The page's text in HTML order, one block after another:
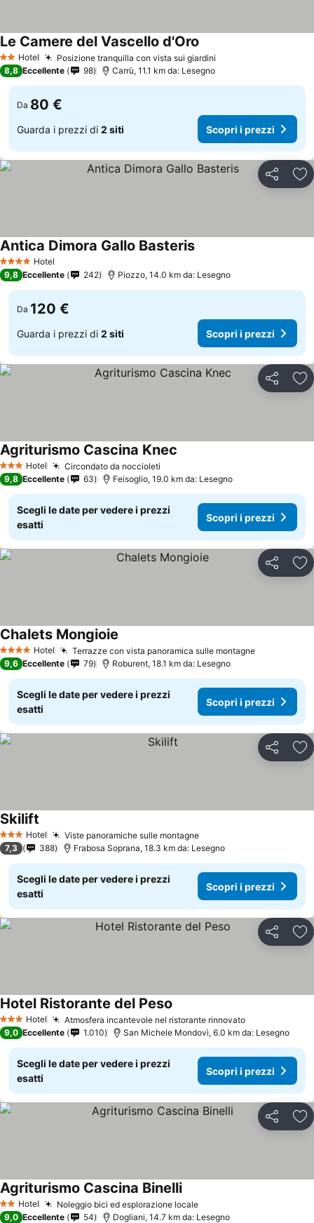
2 StelleHotel Posizione tranquilla con vista sui giardini
Le Camere del Vascello d'Oro
8,8 Eccellente 98 Carrù, 11.1 km da: Lesegno
Da 80 €
Guarda i prezzi di 2 siti Scopri i prezzi
Condividi
4 Stelle Hotel
Antica Dimora Gallo Basteris
9,8 Eccellente 242 Piozzo, 14.0 km da: Lesegno
Da 120 €
Guarda i prezzi di 2 siti Scopri i prezzi
Condividi
3 StelleHotel Circondato da noccioleti
Agriturismo Cascina Knec
9,8 Eccellente 63 Feisoglio, 19.0 km da: Lesegno
Scegli le date per vedere i prezzi
esatti
Scopri i prezzi
Condividi
4 Stelle Hotel Terrazze con vista panoramica sulle montagne
Chalets Mongioie
9,6 Eccellente 79 Roburent, 18.1 km da: Lesegno
Scegli le date per vedere i prezzi
esatti
Scopri i prezzi
Condividi
3 StelleHotel Viste panoramiche sulle montagne
Skilift
7,3 388 Frabosa Soprana, 18.3 km da: Lesegno
Scegli le date per vedere i prezzi
esatti
Scopri i prezzi
Condividi
3 StelleHotel Atmosfera incantevole nel ristorante rinnovato
Hotel Ristorante del Peso
9,0 Eccellente 1.010 San Michele Mondovì, 6.0 km da: Lesegno
Scegli le date per vedere i prezzi
esatti
Scopri i prezzi
Condividi
2 StelleHotel Noleggio bici ed esplorazione locale
Agriturismo Cascina Binelli
9,0 Eccellente 54 Dogliani, 14.7 km da: Lesegno